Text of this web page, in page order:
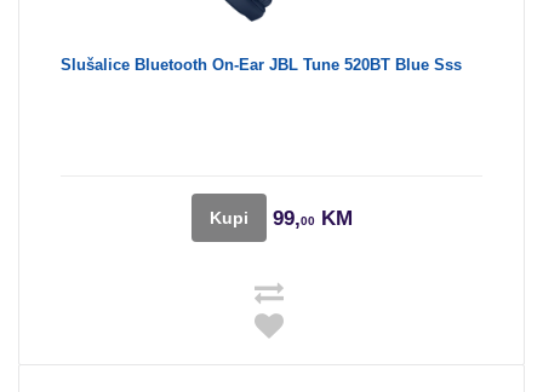
Slušalice Bluetooth On-Ear JBL Tune 520BT Blue Sss
Kupi 99,00KM